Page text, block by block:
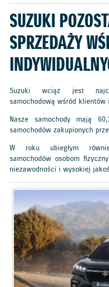
SUZUKI
SPRZEDAŻY
Suzuki wciąż jest
samochodową wśród klientów
Nasze samochody mają
samochodów zakupionych
W roku ubiegłym
samochodów osobom
niezawodności i wysokiej